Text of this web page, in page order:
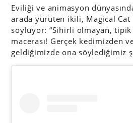
Eviliği ve animasyon
arada yürüten ikili, Magical Cat
söylüyor: “Sihirli olmayan,
macerası! Gerçek kedimizden
geldiğimizde ona söylediğimiz